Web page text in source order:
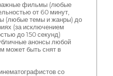
фильмы (любые
от 60 минут,
(любые темы и жанры) до
(за исключением
до 150 секунд)
анонсы любой
может быть снят в
со